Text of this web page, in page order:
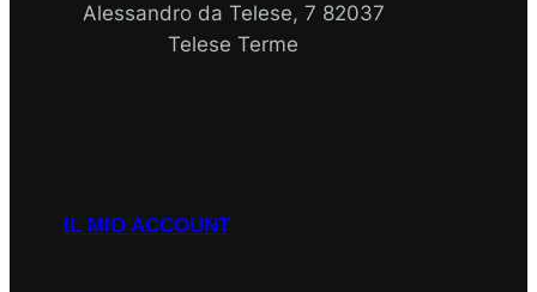
Alessandro da Telese, 7 82037
Telese Terme
IL MIO ACCOUNT